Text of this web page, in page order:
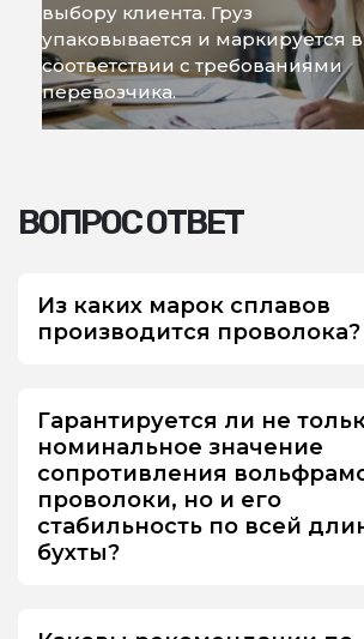
выбору клиента. Груз
упаковывается и маркируется в
соответствии с требованиями
перевозчика.
ВОПРОС ОТВЕТ
Из каких марок сплавов
производится проволока?
Гарантируется ли не
номинальное значение
сопротивления
проволоки, но и его
стабильность по всей
бухты?